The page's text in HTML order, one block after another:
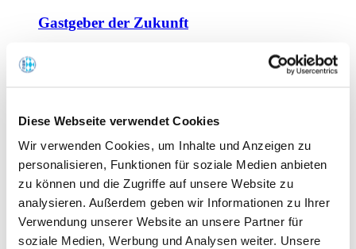
Diese Webseite verwendet Cookies
Wir verwenden Cookies, um Inhalte und Anzeigen zu
personalisieren, Funktionen für soziale Medien anbieten
zu können und die Zugriffe auf unsere Website zu
analysieren. Außerdem geben wir Informationen zu Ihrer
Verwendung unserer Website an unsere Partner für
soziale Medien, Werbung und Analysen weiter. Unsere
Gastgeber der Zukunft
Offene Seminare
Tagen im Palais
Wirte-und Unternehmerbrief
Lernplattform BOUNTI
Partner
Branchennahe Organisationen